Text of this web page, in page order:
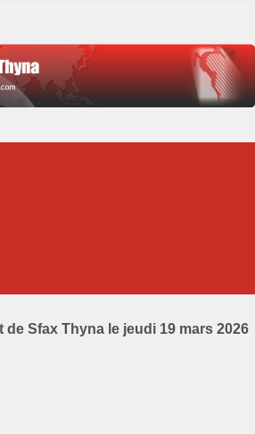
de Sfax Thyna le jeudi 19 mars 2026